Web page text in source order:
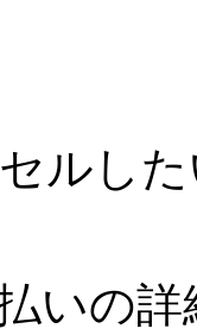
ルし
いの